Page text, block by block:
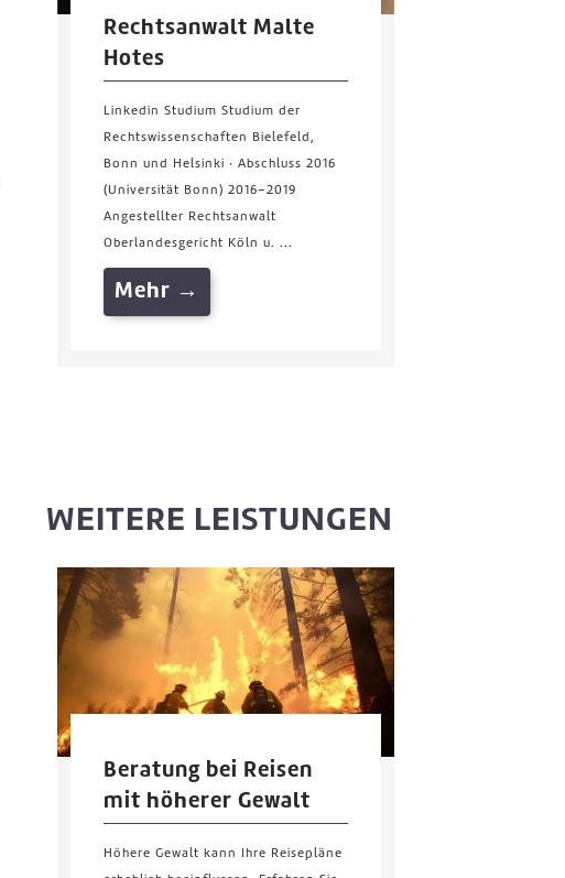
Rechtsanwalt Malte
Hotes
Linkedin Studium Studium der
Rechtswissenschaften Bielefeld,
Bonn und Helsinki · Abschluss 2016
(Universität Bonn) 2016–2019
Angestellter Rechtsanwalt
Oberlandesgericht Köln u. ...
Mehr →
WEITERE LEISTUNGEN
Beratung bei Reisen
mit höherer Gewalt
Höhere Gewalt kann Ihre Reisepläne